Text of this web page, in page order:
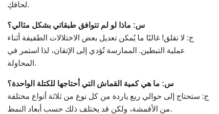
لحافكِ.
س: ماذا لو لم تتوافق طبقاتي بشكل مثالي؟
ج: لا تقلق! غالبًا ما يُمكن تعديل بعض الاختلالات الطفيفة أثناء
عملية التبطين. الممارسة تُؤدي إلى الإتقان، لذا استمر في
المحاولة.
س: ما هي كمية القماش التي أحتاجها للكتلة الواحدة؟
ج: ستحتاج إلى حوالي ربع ياردة من كل نوع من ثلاثة أنواع مختلفة
من الأقمشة، ولكن قد يختلف ذلك حسب أبعاد النمط.